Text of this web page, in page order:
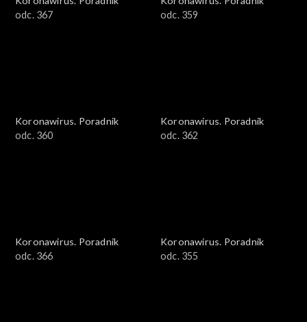
odc. 367
odc. 359
Koronawirus. Poradnik
odc. 360
Koronawirus. Poradnik
odc. 362
Koronawirus. Poradnik
odc. 366
Koronawirus. Poradnik
odc. 355